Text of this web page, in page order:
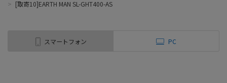
> [取寄10]EARTH MAN SL-GHT400-AS
スマートフォン PC